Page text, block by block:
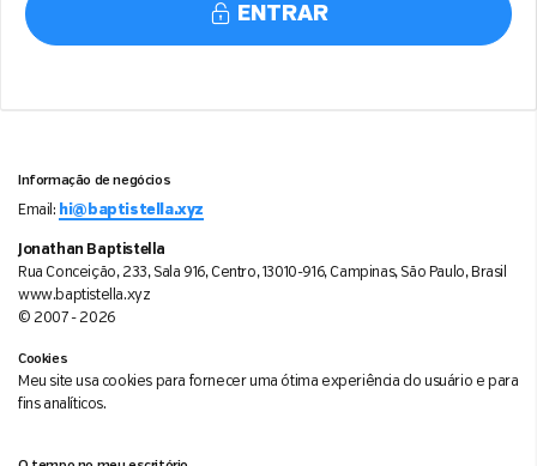
ENTRAR
Informação de negócios
Email: hi@baptistella.xyz
Jonathan Baptistella
Rua Conceição, 233, Sala 916, Centro, 13010-916, Campinas, São Paulo, Brasil
www.baptistella.xyz
© 2007 - 2026
Cookies
Meu site usa cookies para fornecer uma ótima experiência do usuário e para
fins analíticos.